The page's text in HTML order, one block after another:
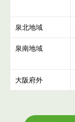
泉北地域
泉南地域
大阪府外